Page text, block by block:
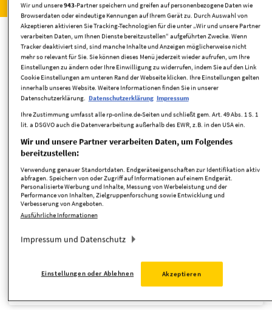
Häuser kaufen
Umkreis
Wohnfläche
Zimmer
Doppelhaushälfte
Wir und unsere943-Partner speichern und greifen auf personenbezogene Daten wie
Browserdaten oder eindeutige Kennungen auf Ihrem Gerät zu. Durch Auswahl von
Akzeptieren aktivieren Sie Tracking-Technologien für die unter „Wir und unsere Partner
verarbeiten Daten, um Ihnen Dienste bereitzustellen“ aufgeführten Zwecke. Wenn
Tracker deaktiviert sind, sind manche Inhalte und Anzeigen möglicherweise nicht
mehr so relevant für Sie. Sie können dieses Menü jederzeit wieder aufrufen, um Ihre
Einstellungen zu ändern oder Ihre Einwilligung zu widerrufen, indem Sie auf den Link
Cookie Einstellungen am unteren Rand der Webseite klicken. Ihre Einstellungen gelten
innerhalb unseres Website. Weitere Informationen finden Sie in unserer
Datenschutzerklärung. Datenschutzerklärung Impressum
Ihre Zustimmung umfasst alle rp-online.de-Seiten und schließt gem. Art. 49 Abs. 1 S. 1
lit. a DSGVO auch die Datenverarbeitung außerhalb des EWR, z.B. in den USA ein.
Wir und unsere Partner verarbeiten Daten, um Folgendes
bereitzustellen:
Verwendung genauer Standortdaten. Endgeräteeigenschaften zur Identifikation aktiv
abfragen. Speichern von oder Zugriff auf Informationen auf einem Endgerät.
Personalisierte Werbung und Inhalte, Messung von Werbeleistung und der
Performance von Inhalten, Zielgruppenforschung sowie Entwicklung und
Verbesserung von Angeboten.
Ausführliche Informationen
Impressum und Datenschutz
Einstellungen oder Ablehnen Akzeptieren